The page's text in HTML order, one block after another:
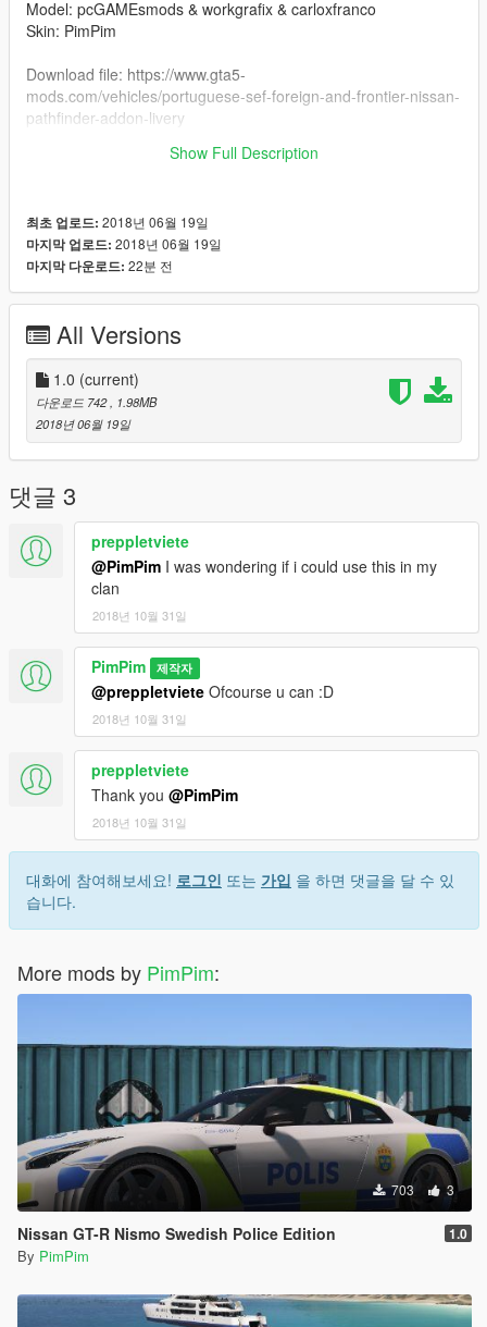
Model: pcGAMEsmods & workgrafix & carloxfranco
Skin: PimPim
Download file: https://www.gta5-
mods.com/vehicles/portuguese-sef-foreign-and-frontier-nissan-
pathfinder-addon-livery
Join us on Discord: https://discord.gg/s6jsEM
Show Full Description
최초 업로드: 2018년 06월 19일
마지막 업로드: 2018년 06월 19일
마지막 다운로드: 22분 전
All Versions
1.0 (current)
다운로드 742
, 1.98MB
2018년 06월 19일
댓글 3
preppletviete
@PimPim I was wondering if i could use this in my
clan
2018년 10월 31일
PimPim 제작자
@preppletviete Ofcourse u can :D
2018년 10월 31일
preppletviete
Thank you @PimPim
2018년 10월 31일
대화에 참여해보세요! 로그인 또는 가입 을 하면 댓글을 달 수 있
습니다.
More mods by PimPim:
703 3
Nissan GT-R Nismo Swedish Police Edition 1.0
By PimPim